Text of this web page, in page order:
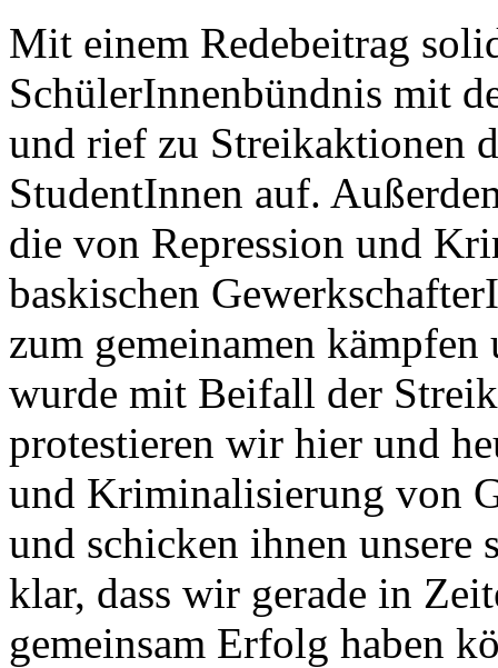
Mit einem Redebeitrag
SchülerInnenbündnis mit
und rief zu Streikaktionen
StudentInnen auf.
die von Repression und
baskischen
zum gemeinamen
wurde mit Beifall der
protestieren wir hier und
und Kriminalisierung von
und schicken ihnen unsere
klar, dass wir gerade in
gemeinsam Erfolg haben